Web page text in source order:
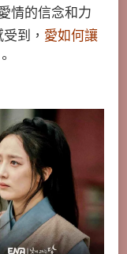
情的信念和力
到， 愛如何讓
。